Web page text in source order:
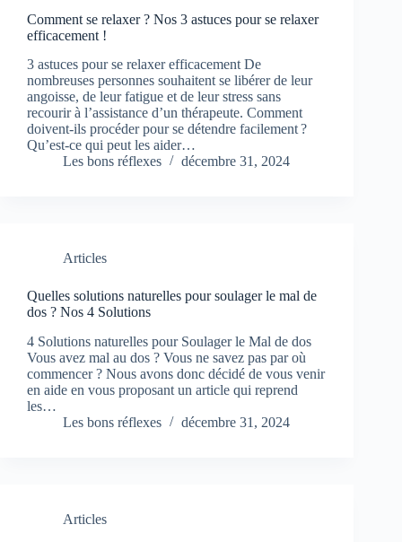
Comment se relaxer ? Nos 3 astuces pour se relaxer
efficacement !
3 astuces pour se relaxer efficacement De
nombreuses personnes souhaitent se libérer de leur
angoisse, de leur fatigue et de leur stress sans
recourir à l’assistance d’un thérapeute. Comment
doivent-ils procéder pour se détendre facilement ?
Qu’est-ce qui peut les aider…
Les bons réflexes
décembre 31, 2024
Articles
Quelles solutions naturelles pour soulager le mal de
dos ? Nos 4 Solutions
4 Solutions naturelles pour Soulager le Mal de dos
Vous avez mal au dos ? Vous ne savez pas par où
commencer ? Nous avons donc décidé de vous venir
en aide en vous proposant un article qui reprend
les…
Les bons réflexes
décembre 31, 2024
Articles